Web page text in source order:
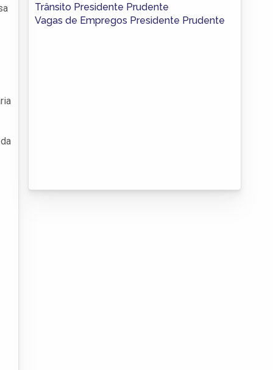
Trânsito Presidente Prudente
Vagas de Empregos Presidente Prudente